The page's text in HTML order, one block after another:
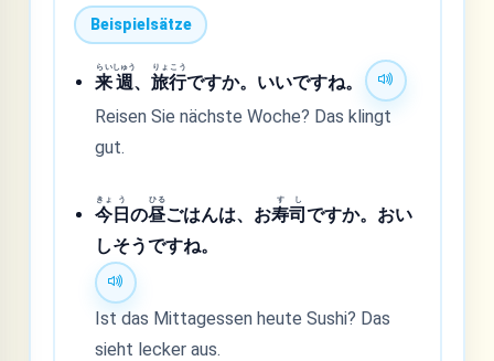
Beispielsätze
来
らい
週
しゅう
、旅
りょ
行
こう
ですか。いいですね。
Reisen Sie nächste Woche? Das klingt
gut.
今
きょ
日
う
の昼
ひる
ごはんは、お寿
す
司
し
ですか。おい
しそうですね。
Ist das Mittagessen heute Sushi? Das
sieht lecker aus.